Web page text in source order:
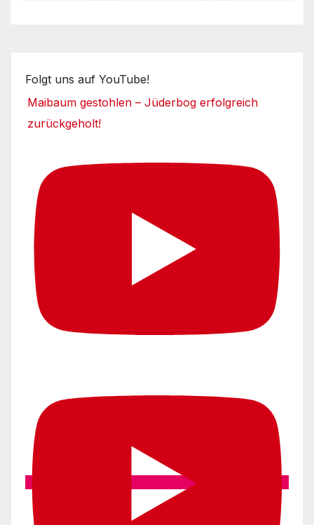
Folgt uns auf YouTube!
Maibaum gestohlen – Jüderbog erfolgreich
zurückgeholt!